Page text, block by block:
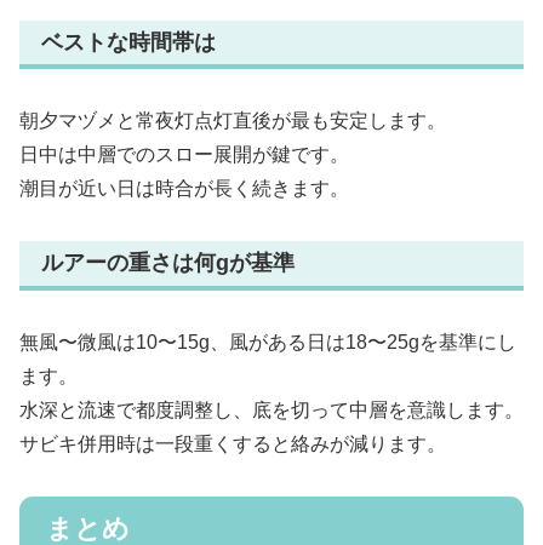
ベストな時間帯は
朝夕マヅメと常夜灯点灯直後が最も安定します。
日中は中層でのスロー展開が鍵です。
潮目が近い日は時合が長く続きます。
ルアーの重さは何gが基準
無風〜微風は10〜15g、風がある日は18〜25gを基準にし
ます。
水深と流速で都度調整し、底を切って中層を意識します。
サビキ併用時は一段重くすると絡みが減ります。
まとめ